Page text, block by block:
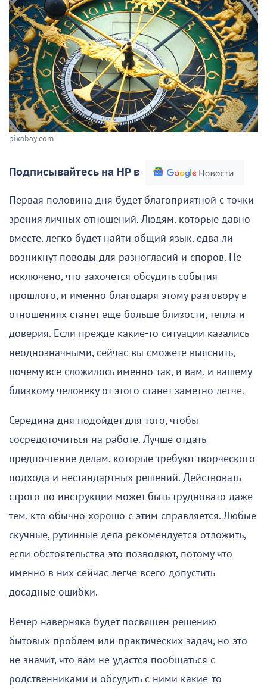
pixabay.com
Подписывайтесь на НР в
Первая половина дня будет благоприятной с точки
зрения личных отношений. Людям, которые давно
вместе, легко будет найти общий язык, едва ли
возникнут поводы для разногласий и споров. Не
исключено, что захочется обсудить события
прошлого, и именно благодаря этому разговору в
отношениях станет еще больше близости, тепла и
доверия. Если прежде какие-то ситуации казались
неоднозначными, сейчас вы сможете выяснить,
почему все сложилось именно так, и вам, и вашему
близкому человеку от этого станет заметно легче.
Середина дня подойдет для того, чтобы
сосредоточиться на работе. Лучше отдать
предпочтение делам, которые требуют творческого
подхода и нестандартных решений. Действовать
строго по инструкции может быть трудновато даже
тем, кто обычно хорошо с этим справляется. Любые
скучные, рутинные дела рекомендуется отложить,
если обстоятельства это позволяют, потому что
именно в них сейчас легче всего допустить
досадные ошибки.
Вечер наверняка будет посвящен решению
бытовых проблем или практических задач, но это
не значит, что вам не удастся пообщаться с
родственниками и обсудить с ними какие-то